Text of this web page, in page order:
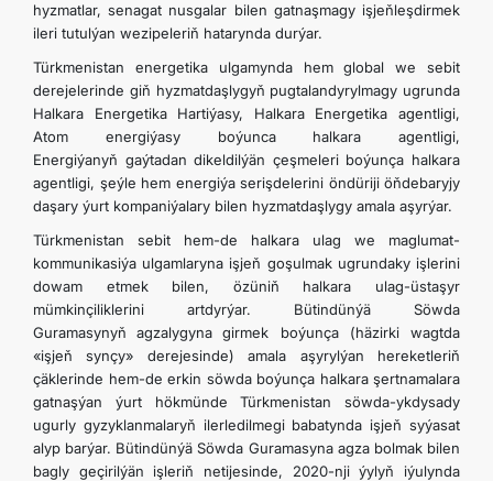
hyzmatlar, senagat nusgalar bilen gatnaşmagy işjeňleşdirmek
ileri tutulýan wezipeleriň hatarynda durýar.
Türkmenistan energetika ulgamynda hem global we sebit
derejelerinde giň hyzmatdaşlygyň pugtalandyrylmagy ugrunda
Halkara Energetika Hartiýasy, Halkara Energetika agentligi,
Atom energiýasy boýunca halkara agentligi,
Energiýanyň gaýtadan dikeldilýän çeşmeleri boýunça halkara
agentligi, şeýle hem energiýa serişdelerini öndüriji öňdebaryjy
daşary ýurt kompaniýalary bilen hyzmatdaşlygy amala aşyrýar.
Türkmenistan sebit hem-de halkara ulag we maglumat-
kommunikasiýa ulgamlaryna işjeň goşulmak ugrundaky işlerini
dowam etmek bilen, özüniň halkara ulag-üstaşyr
mümkinçiliklerini artdyrýar. Bütindünýä Söwda
Guramasynyň
agzalygyna girmek boýunça (häzirki wagtda
«işjeň synçy» derejesinde) amala aşyrylýan hereketleriň
çäklerinde hem-de erkin söwda boýunça halkara şertnamalara
gatnaşýan ýurt hökmünde Türkmenistan söwda-ykdysady
ugurly gyzyklanmalaryň ilerledilmegi babatynda işjeň syýasat
alyp barýar. Bütindünýä Söwda Guramasyna agza bolmak bilen
bagly geçirilýän işleriň netijesinde, 2020-nji ýylyň iýulynda